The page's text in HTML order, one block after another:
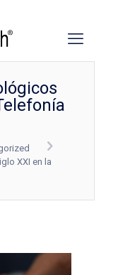
XXI en la